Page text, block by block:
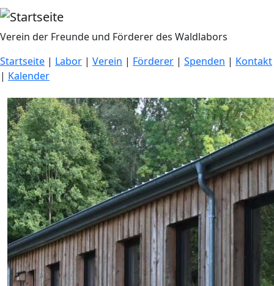
Direkt zum Inhalt
Verein der Freunde und Förderer des Waldlabors
Startseite | Labor | Verein | Förderer | Spenden | Kontakt
| Kalender